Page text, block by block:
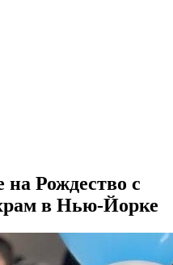
Рождество с
в Нью-Йорке